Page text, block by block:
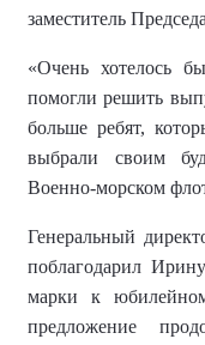
заместитель
«Очень хотелось
помогли решить
больше ребят,
выбрали своим
Военно-морском
Генеральный
поблагодарил
марки к
предложение